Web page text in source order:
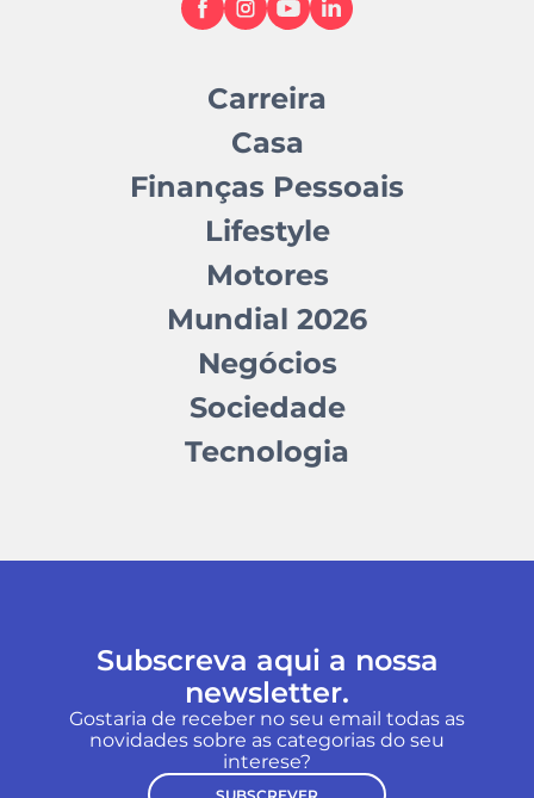
Carreira
Casa
Finanças Pessoais
Lifestyle
Motores
Mundial 2026
Negócios
Sociedade
Tecnologia
Subscreva aqui a nossa
newsletter.
Gostaria de receber no seu email todas as
novidades sobre as categorias do seu
interese?